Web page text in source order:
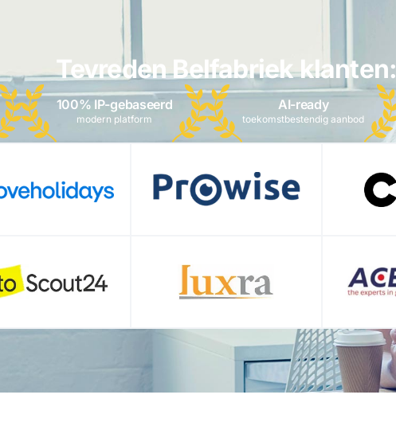
Tevreden Belfabriek klanten:
100% IP-gebaseerd
modern platform
AI-ready
toekomstbestendig aanbod